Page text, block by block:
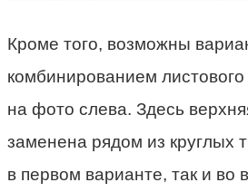
Кроме того, возможны
комбинированием листового
на фото слева. Здесь
заменена рядом из круглых
в первом варианте, так и во